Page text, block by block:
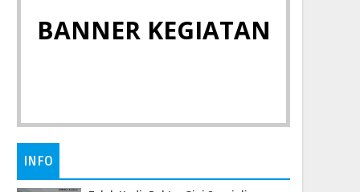
BANNER KEGIATAN
INFO